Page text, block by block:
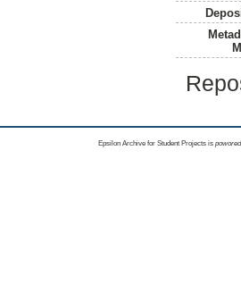
Epsilon Archive for Student Projects is